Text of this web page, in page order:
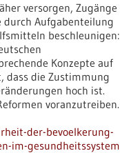
versorgen, Zugänge
durch Aufgabenteilung
beschleunigen:
Konzepte auf
dass die Zustimmung
hoch ist.
voranzutreiben.
der-bevoelkerung-
im-gesundheitssystem